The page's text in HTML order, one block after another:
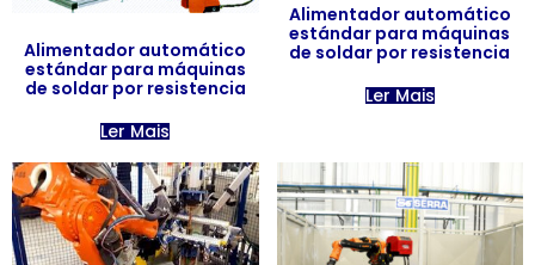
Alimentador automático
estándar para máquinas
de soldar por resistencia
Ler Mais
Alimentador automático
estándar para máquinas
de soldar por resistencia
Ler Mais